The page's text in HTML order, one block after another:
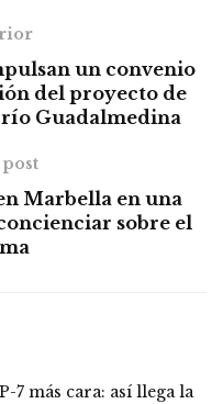
un convenio
del proyecto de
Guadalmedina
Marbella en una
sobre el
7 más cara: así llega la